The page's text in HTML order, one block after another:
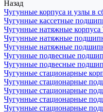
Назад
Чугунные корпуса и узлы в
Чугунные кассетные
Чугунные натяжные корпуса
Чугунные натяжные
Чугунные натяжные
Чугунные подвесные
Чугунные подвесные
Чугунные стационарные
Чугунные стационарные
Чугунные стационарные
Чугунные стационарные
Чугунные стационарные